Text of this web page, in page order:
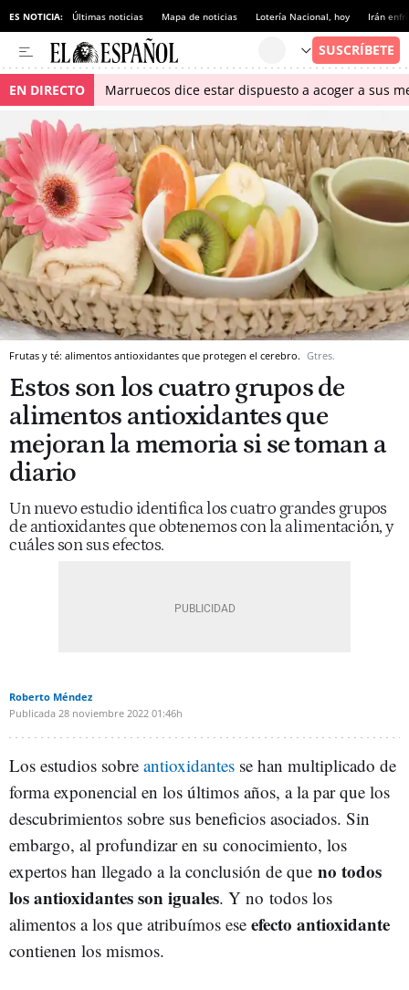
ES NOTICIA: Últimas noticias Mapa de noticias Lotería Nacional, hoy Irán
EN DIRECTO Marruecos dice estar dispuesto a acoger a sus
Frutas y té: alimentos antioxidantes que protegen el cerebro. Gtres.
Estos son los cuatro grupos de
alimentos antioxidantes que
mejoran la memoria si se toman a
diario
Un nuevo estudio identifica los cuatro grandes grupos
de antioxidantes que obtenemos con la alimentación, y
cuáles son sus efectos.
Roberto Méndez
Publicada 28 noviembre 2022 01:46h
Los estudios sobre antioxidantes se han multiplicado de
forma exponencial en los últimos años, a la par que los
descubrimientos sobre sus beneficios asociados. Sin
embargo, al profundizar en su conocimiento, los
expertos han llegado a la conclusión de que no todos
los antioxidantes son iguales. Y no todos los
alimentos a los que atribuímos ese efecto antioxidante
contienen los mismos.